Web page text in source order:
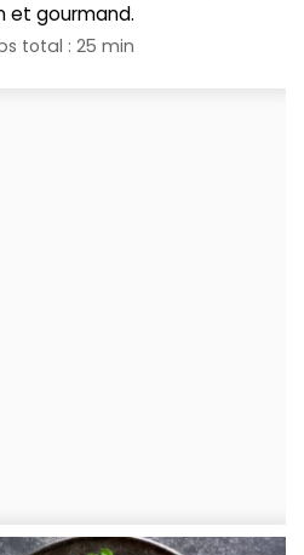
et gourmand.
total : 25 min